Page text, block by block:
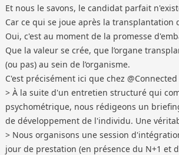
Et nous le savons, le candidat parfait
Car ce qui se joue après la
Oui, c'est au moment de la promesse
Que la valeur se crée, que l’organe
(ou pas) au sein de l’organisme.
C'est précisément ici que chez
> À la suite d'un entretien structuré qui
psychométrique, nous rédigeons un
de développement de l'individu. Une
> Nous organisons une session
jour de prestation (en présence du N+1 et